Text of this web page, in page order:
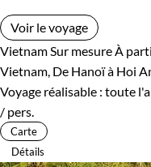
Voir le voyage
Vietnam Sur mesure À
Vietnam, De Hanoï à Hoi
Voyage réalisable : toute
/ pers.
Carte
Détails